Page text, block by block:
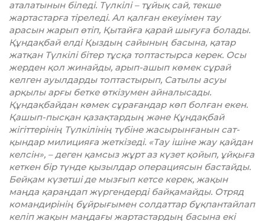
ата­ла­тынын біледі. Түлкілі – тұйық сай, текше
жартастарға тіреледі. Ал қалған екеуімен тау
арасын жарып өтіп, Қытайға қарай шығуға болады.
Құндақбай елді Қыздың сайының басына, қатар
жатқан Түлкілі бітер тұсқа топтас­тырса керек. Осы
жерден қол жи­найды, арып-ашып көмек сұрай
келген ауылдарды топтастырып, Сатылы асуы
арқылы арғы бетке өткізумен айналысады.
Құндақбай­дан көмек сұрағандар көп болған екен.
Қашып-пысқан қазақтардың және Құндақ­бай
жігіттерінің Түл­кілі­нің түбіне жасырынғанын сат­
қындар мили­цияға жеткізеді. «Тау ішіне жау қайдан
келсін», – деген қамсыз жұрт аз күзет қойып, ұйқыға
кеткен бір түнде қызылдар опе­ра­ция­сын бас­тайды.
Бейқам күзетші де мызғып кетсе керек, жақын
маңда қараңдап жүргендерді бай­қамайды. Отряд
командирінің бұйрығымен солдаттар бұқпан­тай­лап
келіп жақын маңдағы жартас­тардың басына екі